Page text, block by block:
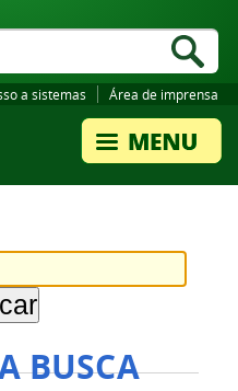
a sistemas Área de imprensa
BUSCA